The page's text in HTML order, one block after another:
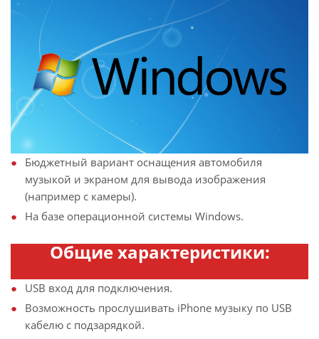
Бюджетный вариант оснащения автомобиля
музыкой и экраном для вывода изображения
(например с камеры).
На базе операционной системы Windows.
Общие характеристики:
USB вход для подключения.
Возможность прослушивать iPhone музыку по USB
кабелю с подзарядкой.